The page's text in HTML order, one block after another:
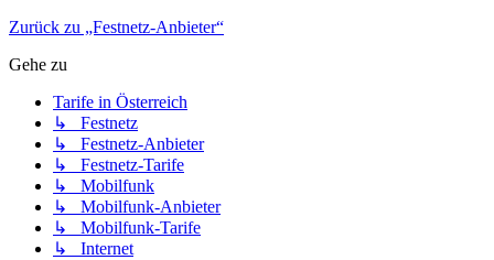
Zurück zu „Festnetz-Anbieter“
Gehe zu
Tarife in Österreich
↳ Festnetz
↳ Festnetz-Anbieter
↳ Festnetz-Tarife
↳ Mobilfunk
↳ Mobilfunk-Anbieter
↳ Mobilfunk-Tarife
↳ Internet